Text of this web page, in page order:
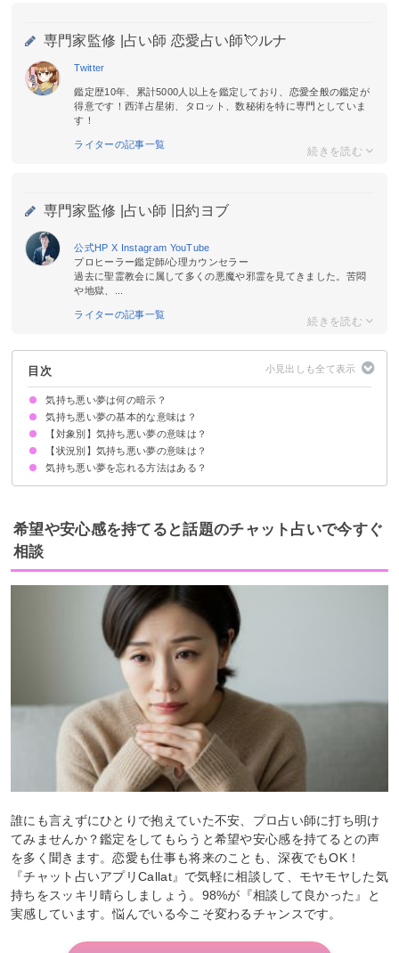
専門家監修 | 占い師 恋愛占い師💘ルナ
Twitter
鑑定歴10年、累計5000人以上を鑑定しており、恋愛全般の鑑定が
得意です！西洋占星術、タロット、数秘術を特に専門としていま
す！
ライターの記事一覧
専門家監修 | 占い師 旧約ヨブ
公式HP X Instagram YouTube
プロヒーラー鑑定師/心理カウンセラー
過去に聖霊教会に属して多くの悪魔や邪霊を見てきました。苦悶
や地獄、...
ライターの記事一覧
目次
気持ち悪い夢は何の暗示？
気持ち悪い夢の基本的な意味は？
①ストレスの暗示
②心身の不調の暗示
状況によって意味が決まる
【対象別】気持ち悪い夢の意味は？
気持ち悪い集合体の夢【警告夢】
気持ち悪い虫の夢【凶夢】
気持ち悪い魚の夢【凶夢】
気持ち悪い異性の夢【警告夢】
気持ち悪い恋人の夢【警告夢】
気持ち悪い蜘蛛の夢【凶夢】
性的な気持ち悪い夢【警告夢】
気持ち悪いカエルの夢【凶夢】
気持ち悪い骸骨の夢【凶夢】
気持ち悪い上司の夢【警告夢】
気持ち悪い友達の夢【警告夢】
気持ち悪い自分の顔の夢【警告夢】
【状況別】気持ち悪い夢の意味は？
気持ち悪くて吐き気がする夢【警告夢】
気持ち悪くて鳥肌が立つ夢【警告夢】
グロくて気持ち悪い夢【凶夢】
風邪をひいて気持ち悪い夢【警告夢】
忘れたいくらい気持ち悪い夢【警告夢】
気持ち悪い夢を忘れる方法はある？
①趣味やスポーツでストレス発散する
②十分な休息を取る
③夢の内容を人に話す
希望や安心感を持てると話題のチャット占いで今すぐ
相談
誰にも言えずにひとりで抱えていた不安、プロ占い師に打ち明け
てみませんか？鑑定をしてもらうと希望や安心感を持てるとの声
を多く聞きます。恋愛も仕事も将来のことも、深夜でもOK！
『チャット占いアプリCallat』で気軽に相談して、モヤモヤした気
持ちをスッキリ晴らしましょう。98%が『相談して良かった』と
実感しています。悩んでいる今こそ変わるチャンスです。